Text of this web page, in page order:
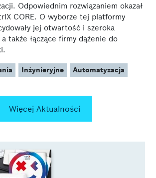
Odpowiednim rozwiązaniem okazał
CORE. O wyborze tej platformy
jej otwartość i szeroka
także łączące firmy dążenie do
Inżynieryjne Automatyzacja
Więcej Aktualności